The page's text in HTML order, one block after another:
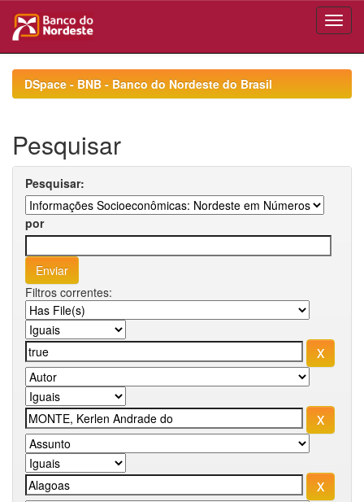
navigationDSpace - BNB - Banco do Nordeste do Brasil
Pesquisar
Pesquisar:
por
Filtros correntes: